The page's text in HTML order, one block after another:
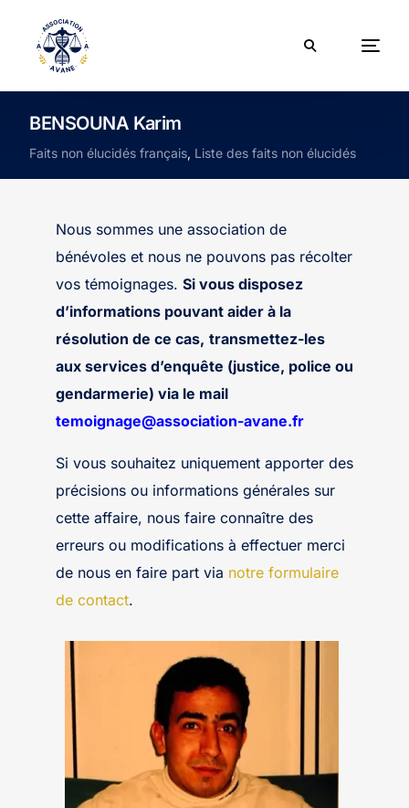
BENSOUNA Karim
Faits non élucidés français, Liste des faits non élucidés
Nous sommes une association de
bénévoles et nous ne pouvons pas récolter
vos témoignages. Si vous disposez
d’informations pouvant aider à la
résolution de ce cas, transmettez-les
aux services d’enquête (justice, police ou
gendarmerie) via le mail
temoignage@association-avane.fr
Si vous souhaitez uniquement apporter des
précisions ou informations générales sur
cette affaire, nous faire connaître des
erreurs ou modifications à effectuer merci
de nous en faire part via notre formulaire
de contact.